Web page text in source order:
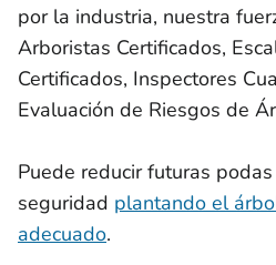
por la industria, nuestra
Arboristas Certificados,
Certificados, Inspectores
Evaluación de Riesgos de
Puede reducir futuras
seguridad plantando el
adecuado.